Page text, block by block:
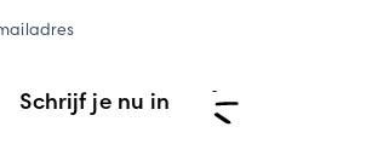
Schrijf je nu in